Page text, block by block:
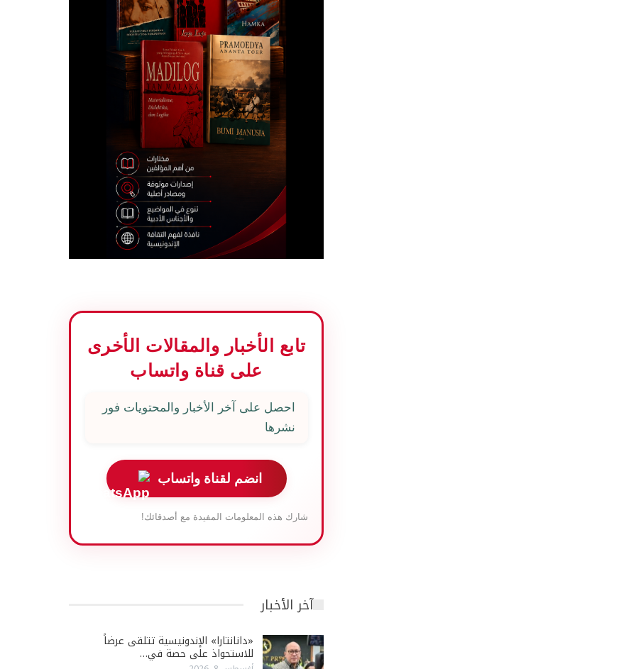
تابع الأخبار والمقالات الأخرى
على قناة واتساب
احصل على آخر الأخبار والمحتويات فور
نشرها
انضم لقناة واتساب
شارك هذه المعلومات المفيدة مع أصدقائك!
آخر الأخبار
«دانانتارا» الإندونيسية تتلقى عرضاً
للاستحواذ على حصة في…